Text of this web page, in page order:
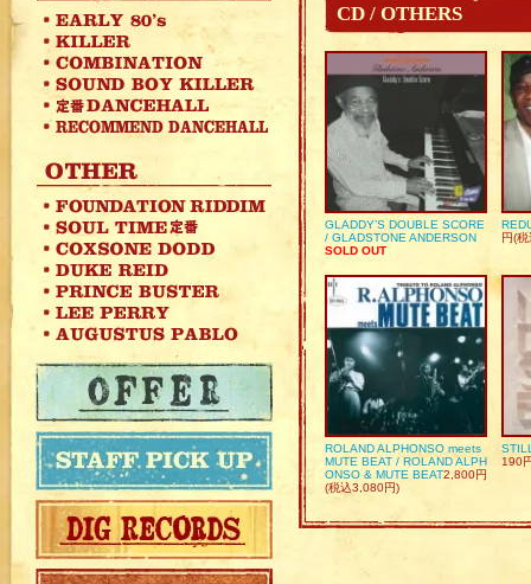
CD / OTHERS
GLADDY’S DOUBLE SCORE
/ GLADSTONE ANDERSON
SOLD OUT
円(
ROLAND ALPHONSO meets
MUTE BEAT / ROLAND ALPH
ONSO & MUTE BEAT2,800円
(税込3,080円)
190